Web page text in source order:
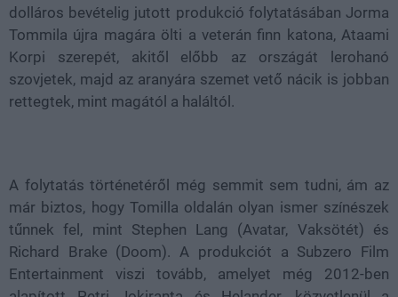
dolláros bevételig jutott produkció folytatásában Jorma
Tommila újra magára ölti a veterán finn katona, Ataami
Korpi szerepét, akitől előbb az országát lerohanó
szovjetek, majd az aranyára szemet vető nácik is jobban
rettegtek, mint magától a haláltól.
A folytatás történetéről még semmit sem tudni, ám az
már biztos, hogy Tomilla oldalán olyan ismer színészek
tűnnek fel, mint Stephen Lang (Avatar, Vaksötét) és
Richard Brake (Doom). A produkciót a Subzero Film
Entertainment viszi tovább, amelyet még 2012-ben